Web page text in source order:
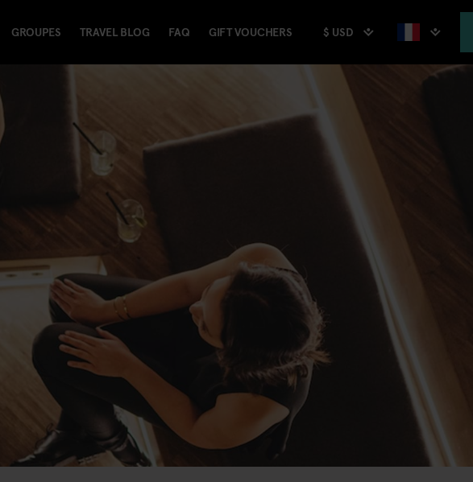
GROUPES TRAVEL BLOG FAQ GIFT VOUCHERS $ USD